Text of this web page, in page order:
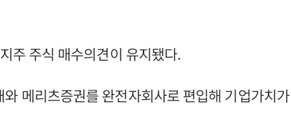
주 주식 매수의견이 유지됐다.
메리츠증권를 완전자회사로 편입해 기업가치